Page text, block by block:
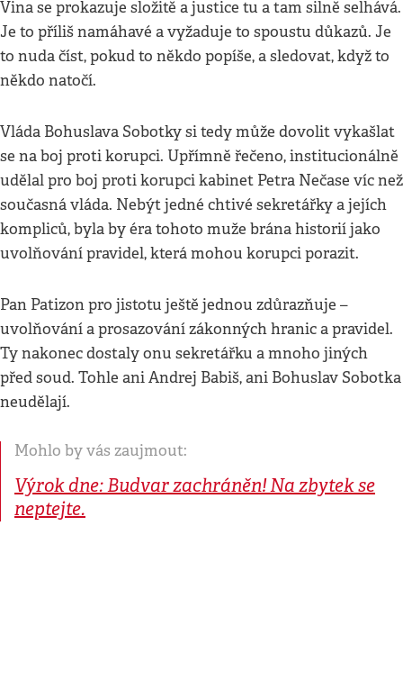
Vina se prokazuje složitě a justice tu a tam silně selhává.
Je to příliš namáhavé a vyžaduje to spoustu důkazů. Je
to nuda číst, pokud to někdo popíše, a sledovat, když to
někdo natočí.
Vláda Bohuslava Sobotky si tedy může dovolit vykašlat
se na boj proti korupci. Upřímně řečeno, institucionálně
udělal pro boj proti korupci kabinet Petra Nečase víc než
současná vláda. Nebýt jedné chtivé sekretářky a jejích
kompliců, byla by éra tohoto muže brána historií jako
uvolňování pravidel, která mohou korupci porazit.
Pan Patizon pro jistotu ještě jednou zdůrazňuje –
uvolňování a prosazování zákonných hranic a pravidel.
Ty nakonec dostaly onu sekretářku a mnoho jiných
před soud. Tohle ani Andrej Babiš, ani Bohuslav Sobotka
neudělají.
Mohlo by vás zaujmout:
Výrok dne: Budvar zachráněn! Na zbytek se
neptejte.